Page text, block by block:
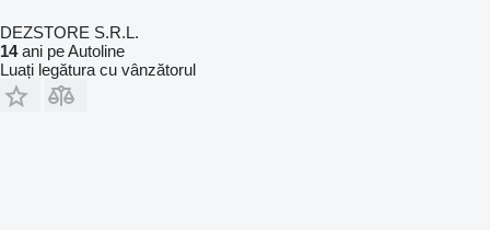
DEZSTORE S.R.L.
14ani pe Autoline
Luați legătura cu vânzătorul